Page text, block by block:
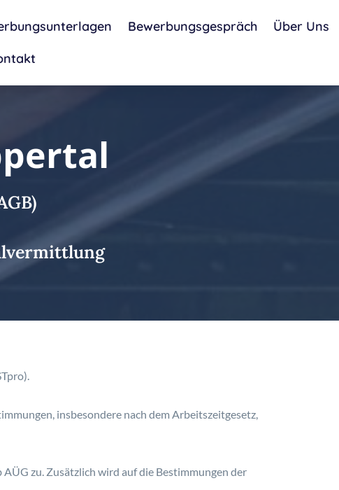
Bewerbungsgespräch
Über Uns
insbesondere nach dem Arbeitszeitgesetz,
zu. Zusätzlich wird auf die Bestimmungen der